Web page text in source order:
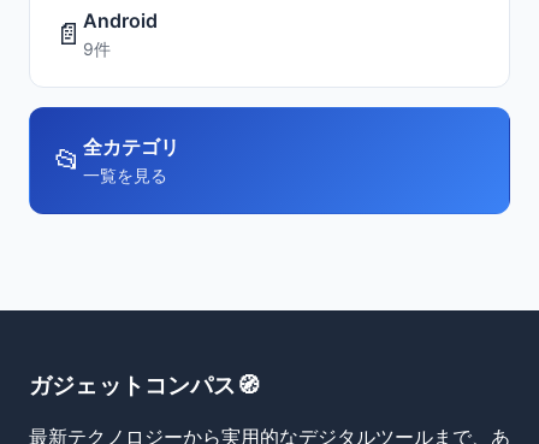
📄 Android
9件
📂 全カテゴリ
一覧を見る
ガジェットコンパス🧭
最新テクノロジーから実用的なデジタルツールまで、あ